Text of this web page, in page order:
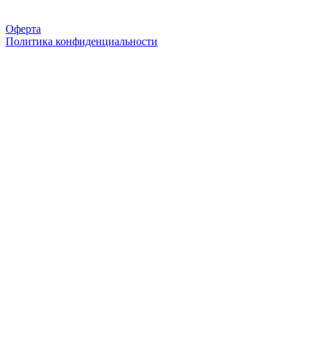
Оферта
Политика конфиденциальности